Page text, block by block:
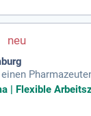
ist
und ist nur 20
| Flexible